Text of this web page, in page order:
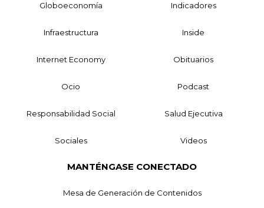
Globoeconomía Indicadores
Infraestructura Inside
Internet Economy Obituarios
Ocio Podcast
Responsabilidad Social Salud Ejecutiva
Sociales Videos
MANTÉNGASE CONECTADO
Mesa de Generación de Contenidos